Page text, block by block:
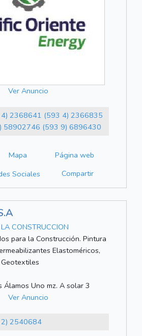
Ver Anuncio
2368641 (593 4) 2366835
58902746 (593 9) 6896430
Mapa
Página web
Sociales Compartir
CONSTRUCCION
para la Construcción. Pintura
Elastoméricos,
Álamos Uno mz. A solar 3
Ver Anuncio
2540684